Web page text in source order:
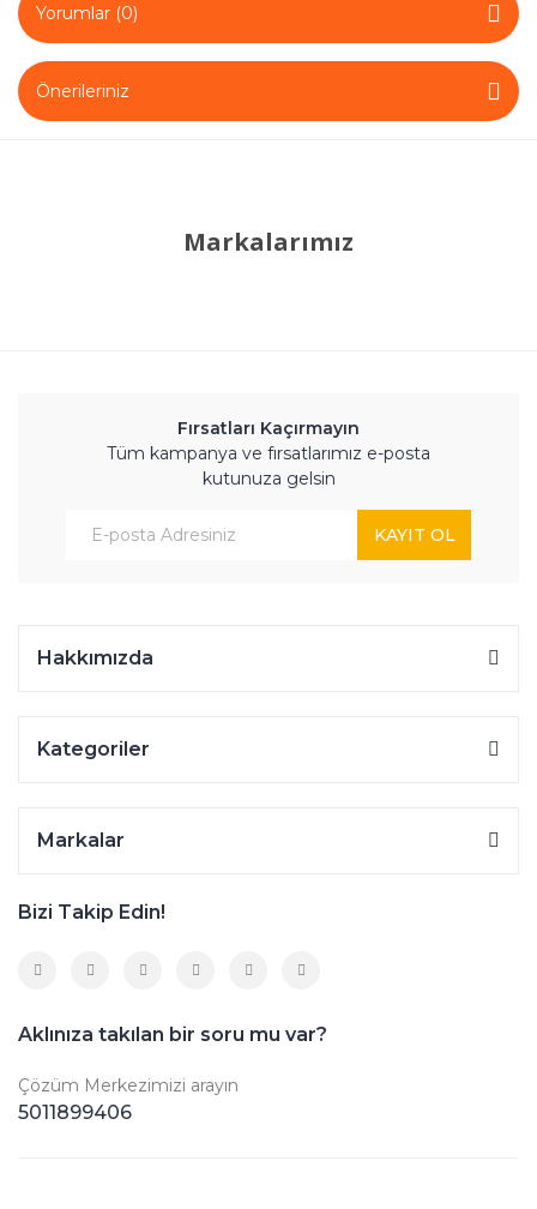
Yorumlar (0)
Önerileriniz
Markalarımız
Fırsatları Kaçırmayın
Tüm kampanya ve fırsatlarımız e-posta
kutunuza gelsin
KAYIT OL
Hakkımızda
Kategoriler
Markalar
Bizi Takip Edin!
Aklınıza takılan bir soru mu var?
Çözüm Merkezimizi arayın
5011899406